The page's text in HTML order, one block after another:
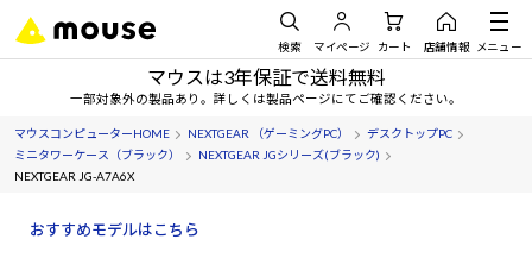
検索 マイページ カート 店舗情報 メニュー
マウスは3年保証で送料無料
一部対象外の製品あり。詳しくは製品ページにてご確認ください。
マウスコンピューターHOME NEXTGEAR （ゲーミングPC）
デスクトップPC
ミニタワーケース（ブラック）
NEXTGEAR JGシリーズ(ブラック)
NEXTGEAR JG-A7A6X
おすすめモデルはこちら